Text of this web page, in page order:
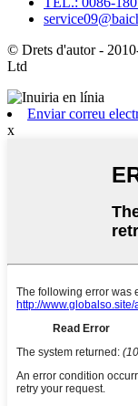
© Drets d'autor -
Ltd
Enviar correu
x